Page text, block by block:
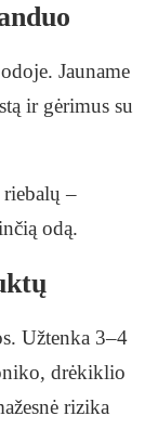
Jauname
ir gėrimus su
–
odą.
Užtenka 3–4
drėkiklio
rizika